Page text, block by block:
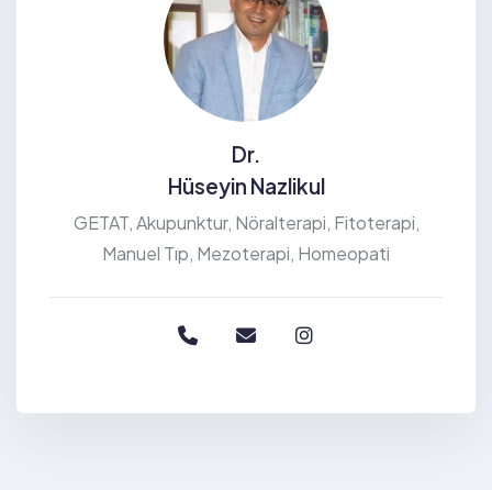
Dr.
Hüseyin Nazlikul
GETAT, Akupunktur, Nöralterapi, Fitoterapi,
Manuel Tıp, Mezoterapi, Homeopati